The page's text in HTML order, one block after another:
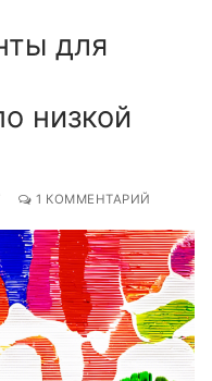
для
низкой
1 КОММЕНТАРИЙ